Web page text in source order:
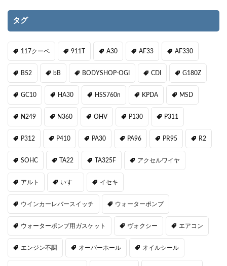
タグ
117クーペ 911T A30 AF33 AF330
B52 bB BODYSHOP-OGI CDI G180Z
GC10 HA30 HSS760n KPDA MSD
N249 N360 OHV P130 P311
P312 P410 PA30 PA96 PR95 R2
SOHC TA22 TA325F アクセルワイヤ
アルト いすゞ イセキ
ウインカーレバースイッチ ウォーターポンプ
ウォーターポンプ用ガスケット ヴォクシー エアコン
エンジン不調 オーバーホール オイルシール